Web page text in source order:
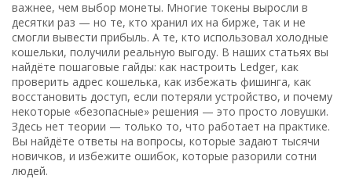
важнее, чем выбор монеты. Многие токены выросли в
десятки раз — но те, кто хранил их на бирже, так и не
смогли вывести прибыль. А те, кто использовал холодные
кошельки, получили реальную выгоду. В наших статьях вы
найдёте пошаговые гайды: как настроить Ledger, как
проверить адрес кошелька, как избежать фишинга, как
восстановить доступ, если потеряли устройство, и почему
некоторые «безопасные» решения — это просто ловушки.
Здесь нет теории — только то, что работает на практике.
Вы найдёте ответы на вопросы, которые задают тысячи
новичков, и избежите ошибок, которые разорили сотни
людей.